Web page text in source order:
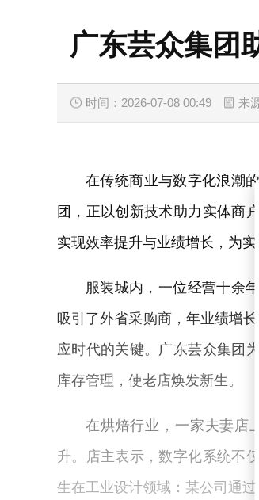
广东芸众集团
时间：2026-07-08 00:49 来
在传统商业与数字化浪潮
团，正以创新技术助力实体商
实现效率提升与业绩增长，为
服装城内，一位经营十余
吸引了外省采购商，年业绩增
应时代的关键。广东芸众集团
库存管理，使老店焕发新生。
在烘焙行业，一家夫妻店
升。店主表示，数字化系统不
生在工业设计领域：某公司通